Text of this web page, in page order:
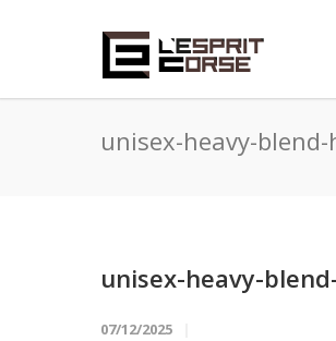
unisex-heavy-
unisex-heavy-
07/12/2025